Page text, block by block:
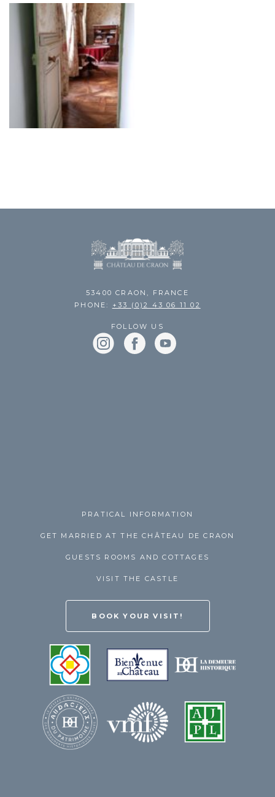
53400 CRAON, FRANCE
PHONE: +33 (0)2 43 06 11 02
FOLLOW US
PRATICAL INFORMATION
GET MARRIED AT THE CHÂTEAU DE CRAON
GUESTS ROOMS AND COTTAGES
VISIT THE CASTLE
BOOK YOUR VISIT!